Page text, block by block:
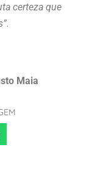
certeza que
Maia